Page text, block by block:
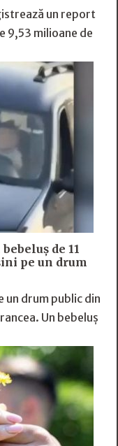
un report
9,53 milioane de
de 11
pe un drum
un drum public din
Un bebeluș